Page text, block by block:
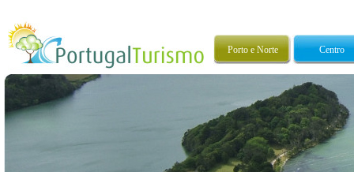
Porto e Norte Centro